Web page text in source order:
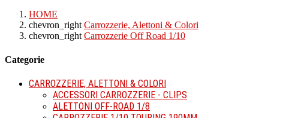
HOME
chevron_right Carrozzerie, Alettoni & Colori
chevron_right Carrozzerie Off Road 1/10
Categorie
CARROZZERIE, ALETTONI & COLORI
ACCESSORI CARROZZERIE - CLIPS
ALETTONI OFF-ROAD 1/8